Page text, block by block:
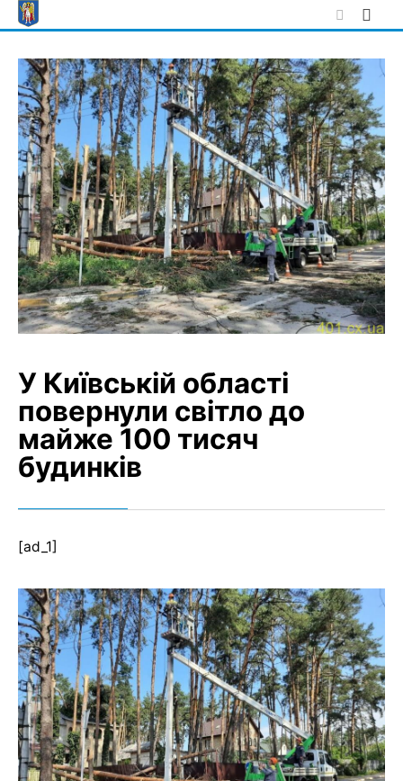
Skip
to
У Київській області
повернули світло до
майже 100 тисяч
будинків
[ad_1]